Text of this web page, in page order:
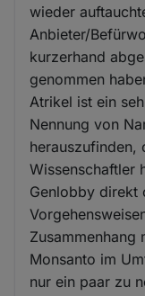
wieder
Anbieter/
kurzerhand
genommen
Atrikel ist ein
Nennung von
herauszufinden,
Wissenschaftler
Genlobby direkt
Monsanto im
nur ein paar zu